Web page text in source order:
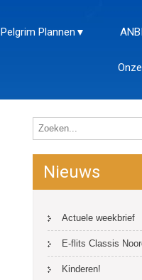
Pelgrim Plannen
Nieuws
Actuele weekbrief
E-flits Classis
Kinderen!